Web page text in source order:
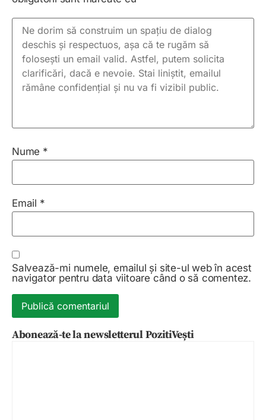
Nume *
Email *
Salvează-mi numele, emailul și site-ul web în acest
navigator pentru data viitoare când o să comentez.
Abonează-te la newsletterul PozitiVești